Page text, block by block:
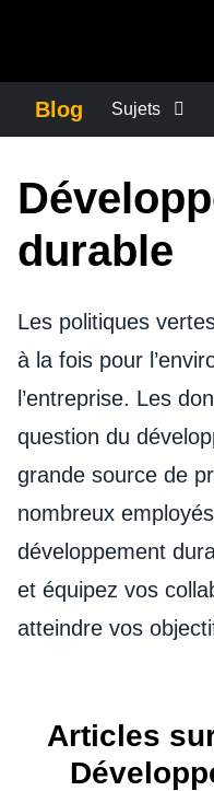
Blog Sujets
CONTINUITÉ DES
CROISSANCE ET
DÉVELOPPEMENT
FRAIS DE
FRAUDE ET
durable
Les politiques
à la fois pour
l’entreprise. Les
question du
grande source de
nombreux
développement
et équipez vos
atteindre vos
Articles